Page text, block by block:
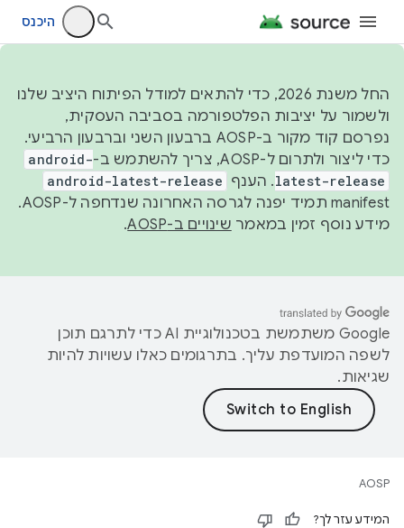
היכנס
החל משנת 2026, כדי להתאים למודל הפיתוח היציב שלנו
ולשמור על יציבות הפלטפורמה בסביבה העסקית,
נפרסם קוד מקור ב-AOSP ברבעון השני וברבעון הרביעי.
כדי ליצור ולתרום ל-AOSP, צריך להשתמש ב-
android-
latest-release. הענף android-latest-release
manifest תמיד יפנה לגרסה האחרונה שנדחפה ל-AOSP.
מידע נוסף זמין במאמר שינויים ב-AOSP .
‫Google משתמשת בטכנולוגיית AI כדי לתרגם תוכן
לשפה המועדפת עליך. בתרגומים כאלו עשויות להיות
שגיאות.
AOSP
המידע עזר לך?